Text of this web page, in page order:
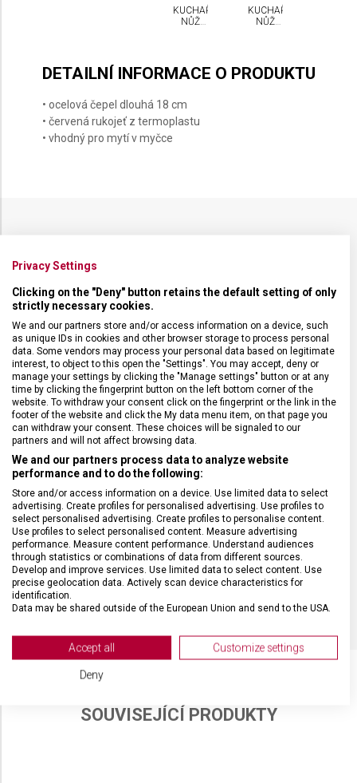
KUCHAŘSKÝ
NŮŽ
18 CM
KUCHAŘSKÝ
NŮŽ
CHINESE
18 CM
DETAILNÍ INFORMACE O PRODUKTU
• ocelová čepel dlouhá 18 cm
• červená rukojeť z termoplastu
• vhodný pro mytí v myčce
DRUH ZBOŽÍ Kuchyňské vybavení
ZÁRUKA 24 měsíců
HMOTNOST 209 g
TYP OSTŘÍ Rovné
MATERIÁL RUKOJETI Termoplast (TPE)
DÉLKA ČEPELE 18 cm
BARVA Červená
SOUVISEJÍCÍ PRODUKTY
Privacy Settings
Clicking on the "Deny" button retains the default setting of only
strictly necessary cookies.
We and our partners store and/or access information on a device, such
as unique IDs in cookies and other browser storage to process personal
data. Some vendors may process your personal data based on legitimate
interest, to object to this open the "Settings". You may accept, deny or
manage your settings by clicking the "Manage settings" button or at any
time by clicking the fingerprint button on the left bottom corner of the
website. To withdraw your consent click on the fingerprint or the link in the
footer of the website and click the My data menu item, on that page you
can withdraw your consent. These choices will be signaled to our
partners and will not affect browsing data.
We and our partners process data to analyze website
performance and to do the following:
Store and/or access information on a device. Use limited data to select
advertising. Create profiles for personalised advertising. Use profiles to
select personalised advertising. Create profiles to personalise content.
Use profiles to select personalised content. Measure advertising
performance. Measure content performance. Understand audiences
through statistics or combinations of data from different sources.
Develop and improve services. Use limited data to select content. Use
precise geolocation data. Actively scan device characteristics for
identification.
Data may be shared outside of the European Union and send to the USA.
View Partner List (2 IAB Vendors)
We use your data for the following purposes:
Store and/or access information on a device
Accept all Customize settings
Deny